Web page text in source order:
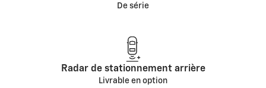
De série
Radar de stationnement arrière
Livrable en option